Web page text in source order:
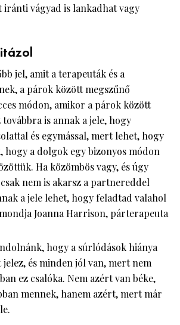
iránti vágyad is lankadhat vagy
jel, amit a terapeuták és a
a párok között megszűnő
módon, amikor a párok között
is annak a jele, hogy
és egymással, mert lehet, hogy
hogy a dolgok egy bizonyos módon
Ha közömbös vagy, és úgy
nem is akarsz a partnereddel
a jele lehet, hogy feladtad valahol
Joanna Harrison, párterapeuta
hogy a súrlódások hiánya
és minden jól van, mert nem
ez csalóka. Nem azért van béke,
mennek, hanem azért, mert már